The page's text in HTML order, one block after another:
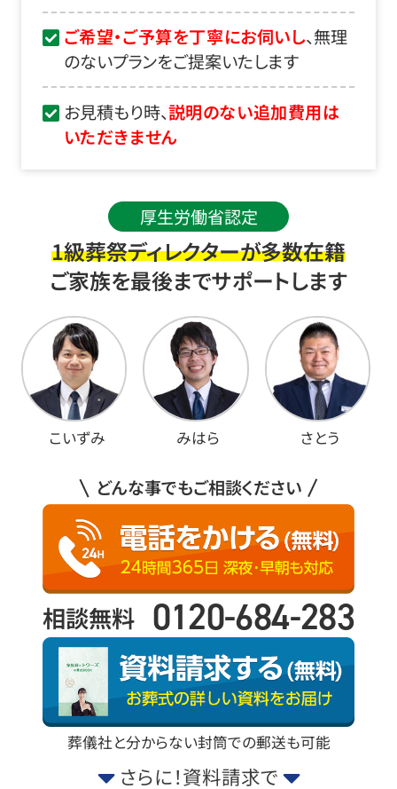
ご希望・ご予算を丁寧にお伺いし、無理
のないプランをご提案いたします
お見積もり時、説明のない追加費用は
いただきません
厚生労働省認定
1級葬祭ディレクターが多数在籍
ご家族を最後までサポートします
こいずみ みはら さとう
どんな事でもご相談ください
相談無料 0120-684-283
葬儀社と分からない封筒での郵送も可能
さらに！資料請求で